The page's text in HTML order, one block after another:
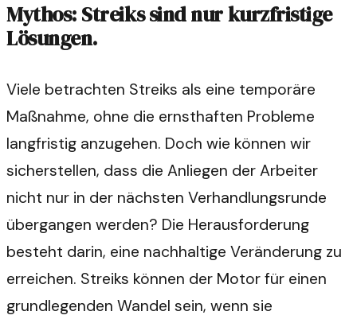
Mythos: Streiks sind nur kurzfristige
Lösungen.
Viele betrachten Streiks als eine temporäre
Maßnahme, ohne die ernsthaften Probleme
langfristig anzugehen. Doch wie können wir
sicherstellen, dass die Anliegen der Arbeiter
nicht nur in der nächsten Verhandlungsrunde
übergangen werden? Die Herausforderung
besteht darin, eine nachhaltige Veränderung zu
erreichen. Streiks können der Motor für einen
grundlegenden Wandel sein, wenn sie